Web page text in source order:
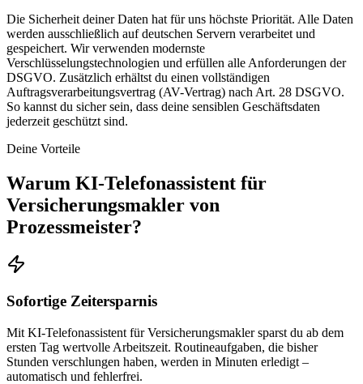
Die Sicherheit deiner Daten hat für uns höchste Priorität. Alle Daten
werden ausschließlich auf deutschen Servern verarbeitet und
gespeichert. Wir verwenden modernste
Verschlüsselungstechnologien und erfüllen alle Anforderungen der
DSGVO. Zusätzlich erhältst du einen vollständigen
Auftragsverarbeitungsvertrag (AV-Vertrag) nach Art. 28 DSGVO.
So kannst du sicher sein, dass deine sensiblen Geschäftsdaten
jederzeit geschützt sind.
Deine Vorteile
Warum KI-Telefonassistent für
Versicherungsmakler von
Prozessmeister?
Sofortige Zeitersparnis
Mit KI-Telefonassistent für Versicherungsmakler sparst du ab dem
ersten Tag wertvolle Arbeitszeit. Routineaufgaben, die bisher
Stunden verschlungen haben, werden in Minuten erledigt –
automatisch und fehlerfrei.